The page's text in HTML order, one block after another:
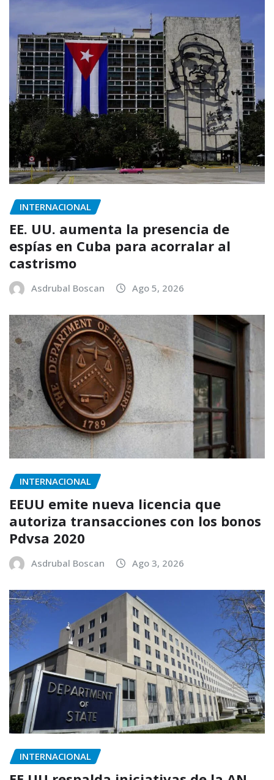
INTERNACIONAL
EE. UU. aumenta la presencia de
espías en Cuba para acorralar al
castrismo
Asdrubal Boscan Ago 5, 2026
INTERNACIONAL
EEUU emite nueva licencia que
autoriza transacciones con los bonos
Pdvsa 2020
Asdrubal Boscan Ago 3, 2026
INTERNACIONAL